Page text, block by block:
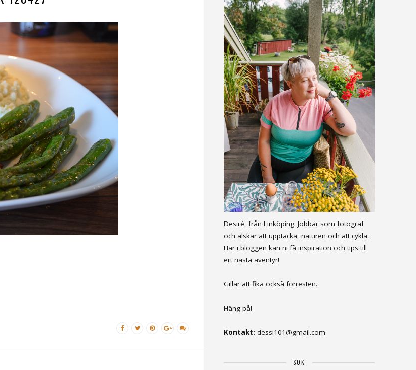
Desiré, från Linköping. Jobbar som fotograf
och älskar att upptäcka, naturen och att cykla.
Här i bloggen kan ni få inspiration och tips till
ert nästa äventyr!
Gillar att fika också förresten.
Häng på!
Kontakt: dessi101@gmail.com
SÖK